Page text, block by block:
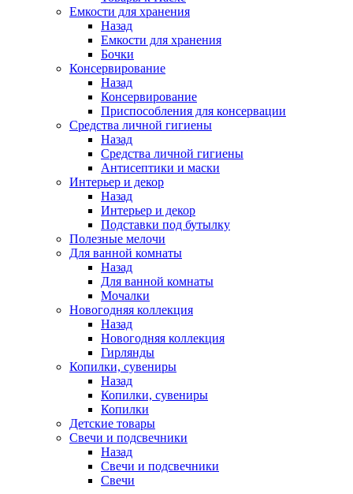
Емкости для хранения
Назад
Емкости для хранения
Бочки
Консервирование
Назад
Консервирование
Приспособления для консервации
Средства личной гигиены
Назад
Средства личной гигиены
Антисептики и маски
Интерьер и декор
Назад
Интерьер и декор
Подставки под бутылку
Полезные мелочи
Для ванной комнаты
Назад
Для ванной комнаты
Мочалки
Новогодняя коллекция
Назад
Новогодняя коллекция
Гирлянды
Копилки, сувениры
Назад
Копилки, сувениры
Копилки
Детские товары
Свечи и подсвечники
Назад
Свечи и подсвечники
Свечи